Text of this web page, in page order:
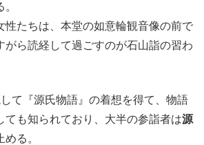
性たちは、本堂の如意輪観音像の前で
がら読経して過ごすのが石山詣の習わ
て『源氏物語』の着想を得て、物語
ても知られており、大半の参詣者は源
る。